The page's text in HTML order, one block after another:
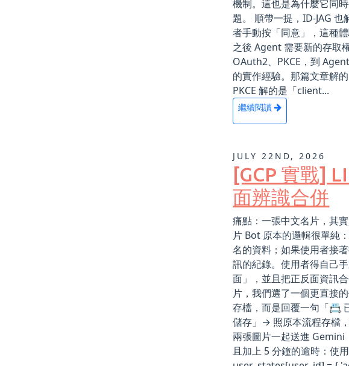
機制。這也是為什麼它同
題。 順帶一提，ID-JAG
者手動按「同意」，這種
之後 Agent 需要新的存取
OAuth2、PKCE，到
的實作經驗。那篇文章解
PKCE 解的是「client...
繼續閱讀
JULY 22ND, 2026
[GCP 實戰]
面辨識合併
痛點：一張中文名片，其
片 Bot 原本的邏輯很單純
名的資料；如果使用者接
訊的紀錄。使用者得自己
面」，並且把正反面資訊
片，我們選了一個更直接
存檔，而是回覆一句「📇
儲存」→ 照原本流程存檔
兩張圖片一起送進 Gemini
且加上 5 分鐘的逾時：使